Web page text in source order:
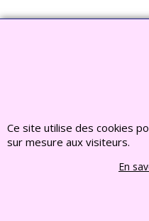
2022 FRANCE
Ce site utilise des cookies
sur mesure aux visiteurs.
En